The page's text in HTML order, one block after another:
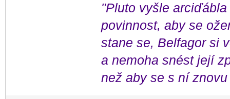
"Pluto vyšle
povinnost, aby se
stane se, Belfagor si
a nemoha snést její
než aby se s ní